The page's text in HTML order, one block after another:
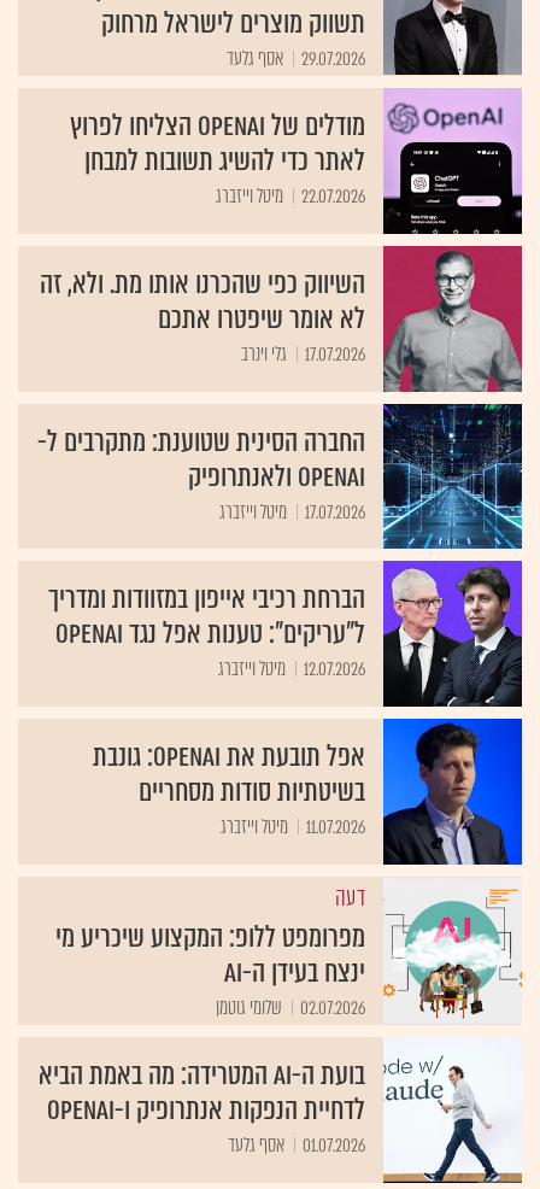
תשווק מוצרים לישראל מרחוק
29.07.2026 אסף גלעד
מודלים של OpenAI הצליחו לפרוץ
לאתר כדי להשיג תשובות למבחן
22.07.2026 מיטל וייזברג
השיווק כפי שהכרנו אותו מת. ולא, זה
לא אומר שיפטרו אתכם
17.07.2026 גלי וינרב
החברה הסינית שטוענת: מתקרבים ל-
OpenAI ולאנתרופיק
17.07.2026 מיטל וייזברג
הברחת רכיבי אייפון במזוודות ומדריך
ל"עריקים": טענות אפל נגד OpenAI
12.07.2026 מיטל וייזברג
אפל תובעת את OpenAI: גונבת
בשיטתיות סודות מסחריים
11.07.2026 מיטל וייזברג
דעה
מפרומפט ללופ: המקצוע שיכריע מי
ינצח בעידן ה-AI
02.07.2026 שלומי גוטמן
בועת ה-AI המטרידה: מה באמת הביא
לדחיית הנפקות אנתרופיק ו-OpenAI
01.07.2026 אסף גלעד